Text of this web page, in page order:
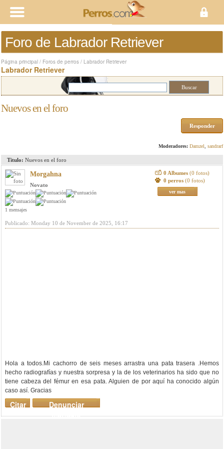
Foro de Labrador Retriever
Página principal / Foros de perros / Labrador Retriever
Labrador Retriever
Nuevos en el foro
Responder
Moderadores: Damzel sandrarf
Titulo: Nuevos en el foro
Morgahna
Novato
1 mensajes
0 Albumes (0 fotos)
0 perros (0 fotos)
ver mas
Publicado: Monday 10 de November de 2025, 16:17
Hola a todos.Mi cachorro de seis meses arrastra una pata trasera .Hemos
hecho radiografías y nuestra sorpresa y la de los veterinarios ha sido que no
tiene cabeza del fémur en esa pata. Alguien de por aquí ha conocido algún
caso así. Gracias
Denunciar
mensaje
Citar